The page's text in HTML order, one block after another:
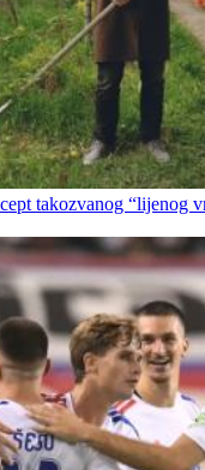
takozvanog “lijenog